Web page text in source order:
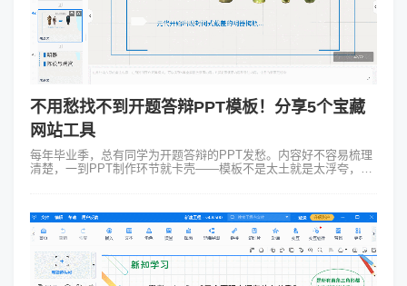
不用愁找不到开题答辩PPT模板！分享5个宝藏
网站工具
每年毕业季，总有同学为开题答辩的PPT发愁。内容好不容易梳理
清楚，一到PPT制作环节就卡壳——模板不是太土就是太浮夸，专